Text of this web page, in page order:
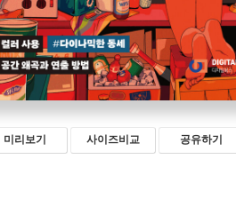
미리보기 사이즈비교 공유하기